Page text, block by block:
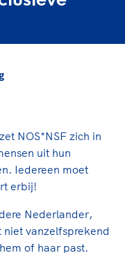
NOS*NSF zich in
uit hun
Iedereen moet
erbij!
Nederlander,
vanzelfsprekend
of haar past.